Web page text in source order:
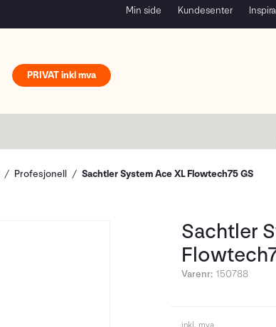
Min side Kundesenter
PRIVAT
Profesjonell Sachtler System Ace XL Flowtech75 GS
Sachtler
Varenr: 150788